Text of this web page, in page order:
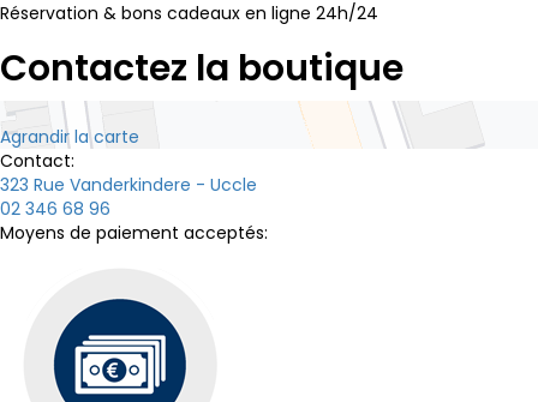
Réservation & bons cadeaux en ligne 24h/24
Contactez la boutique
Agrandir la carte
Contact:
323 Rue Vanderkindere - Uccle
02 346 68 96
Moyens de paiement acceptés: